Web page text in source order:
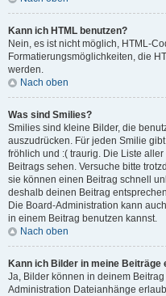
Kann ich HTML benutzen?
Nein, es ist nicht möglich, HTML-
Formatierungsmöglichkeiten, die
werden.
Nach oben
Was sind Smilies?
Smilies sind kleine Bilder, die
auszudrücken. Für jeden Smilie
fröhlich und :( traurig. Die Liste
Beitrags sehen. Versuche bitte
sie können einen Beitrag schnell
deshalb deinen Beitrag
Die Board-Administration kann
in einem Beitrag benutzen kannst.
Nach oben
Kann ich Bilder in meine Beiträge
Ja, Bilder können in deinem
Administration Dateianhänge